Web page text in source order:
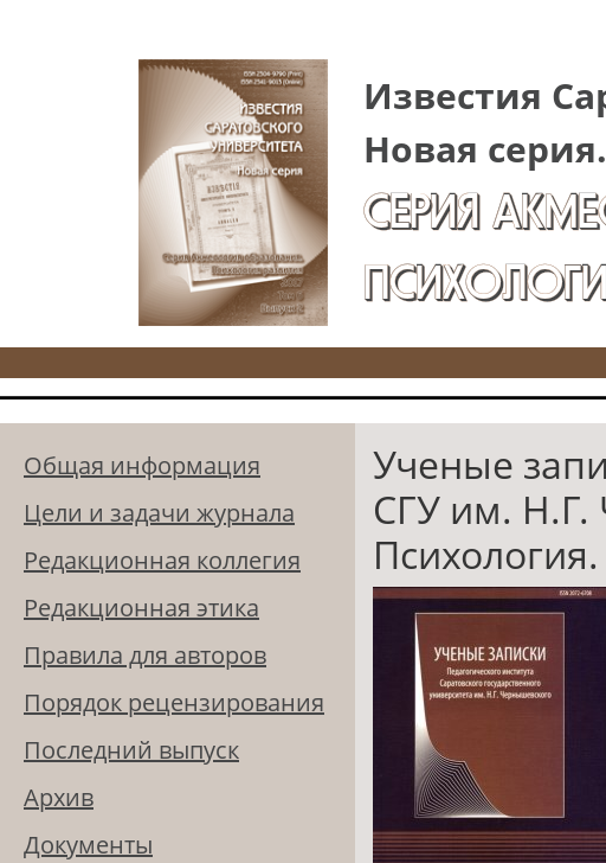
Известия
Новая серия.
СЕРИЯ
Общая информация
Цели и задачи журнала
Редакционная коллегия
Редакционная этика
Правила для авторов
Порядок рецензирования
Последний выпуск
Архив
Документы
Ученые
СГУ им. Н.Г.